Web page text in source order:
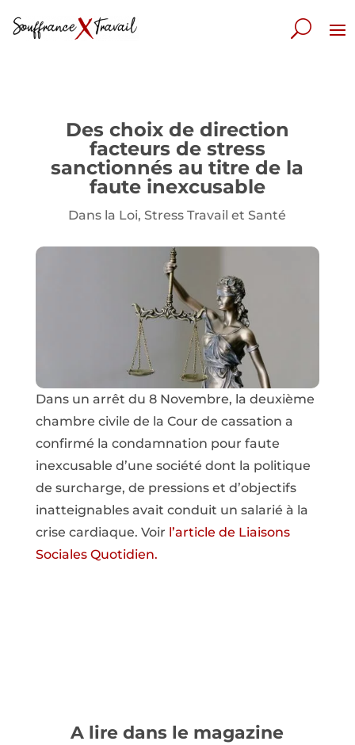
Des choix de direction
facteurs de stress
sanctionnés au titre de la
faute inexcusable
Dans la Loi,Stress Travail et Santé
Dans un arrêt du 8 Novembre, la deuxième
chambre civile de la Cour de cassation a
confirmé la condamnation pour faute
inexcusable d’une société dont la politique
de surcharge, de pressions et d’objectifs
inatteignables avait conduit un salarié à la
crise cardiaque. Voir l’article de Liaisons
Sociales Quotidien.
A lire dans le magazine